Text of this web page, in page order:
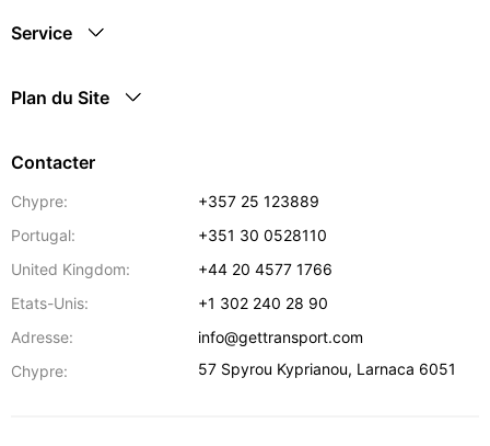
Service
Plan du Site
Contacter
Chypre:
+357 25 123889
Portugal:
+351 30 0528110
United Kingdom:
+44 20 4577 1766
Etats-Unis:
+1 302 240 28 90
Adresse:
info@gettransport.com
Chypre:
57 Spyrou Kyprianou, Larnaca 6051